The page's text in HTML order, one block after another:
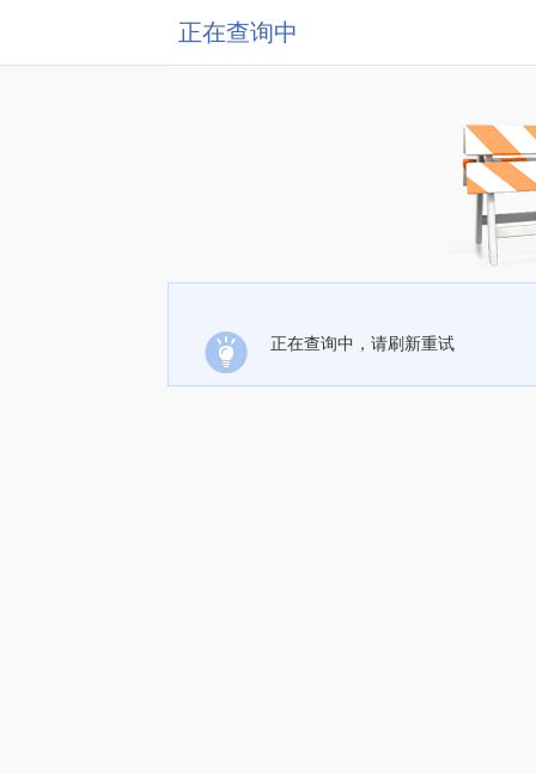
正在查询中
正在查询中，请刷新重试